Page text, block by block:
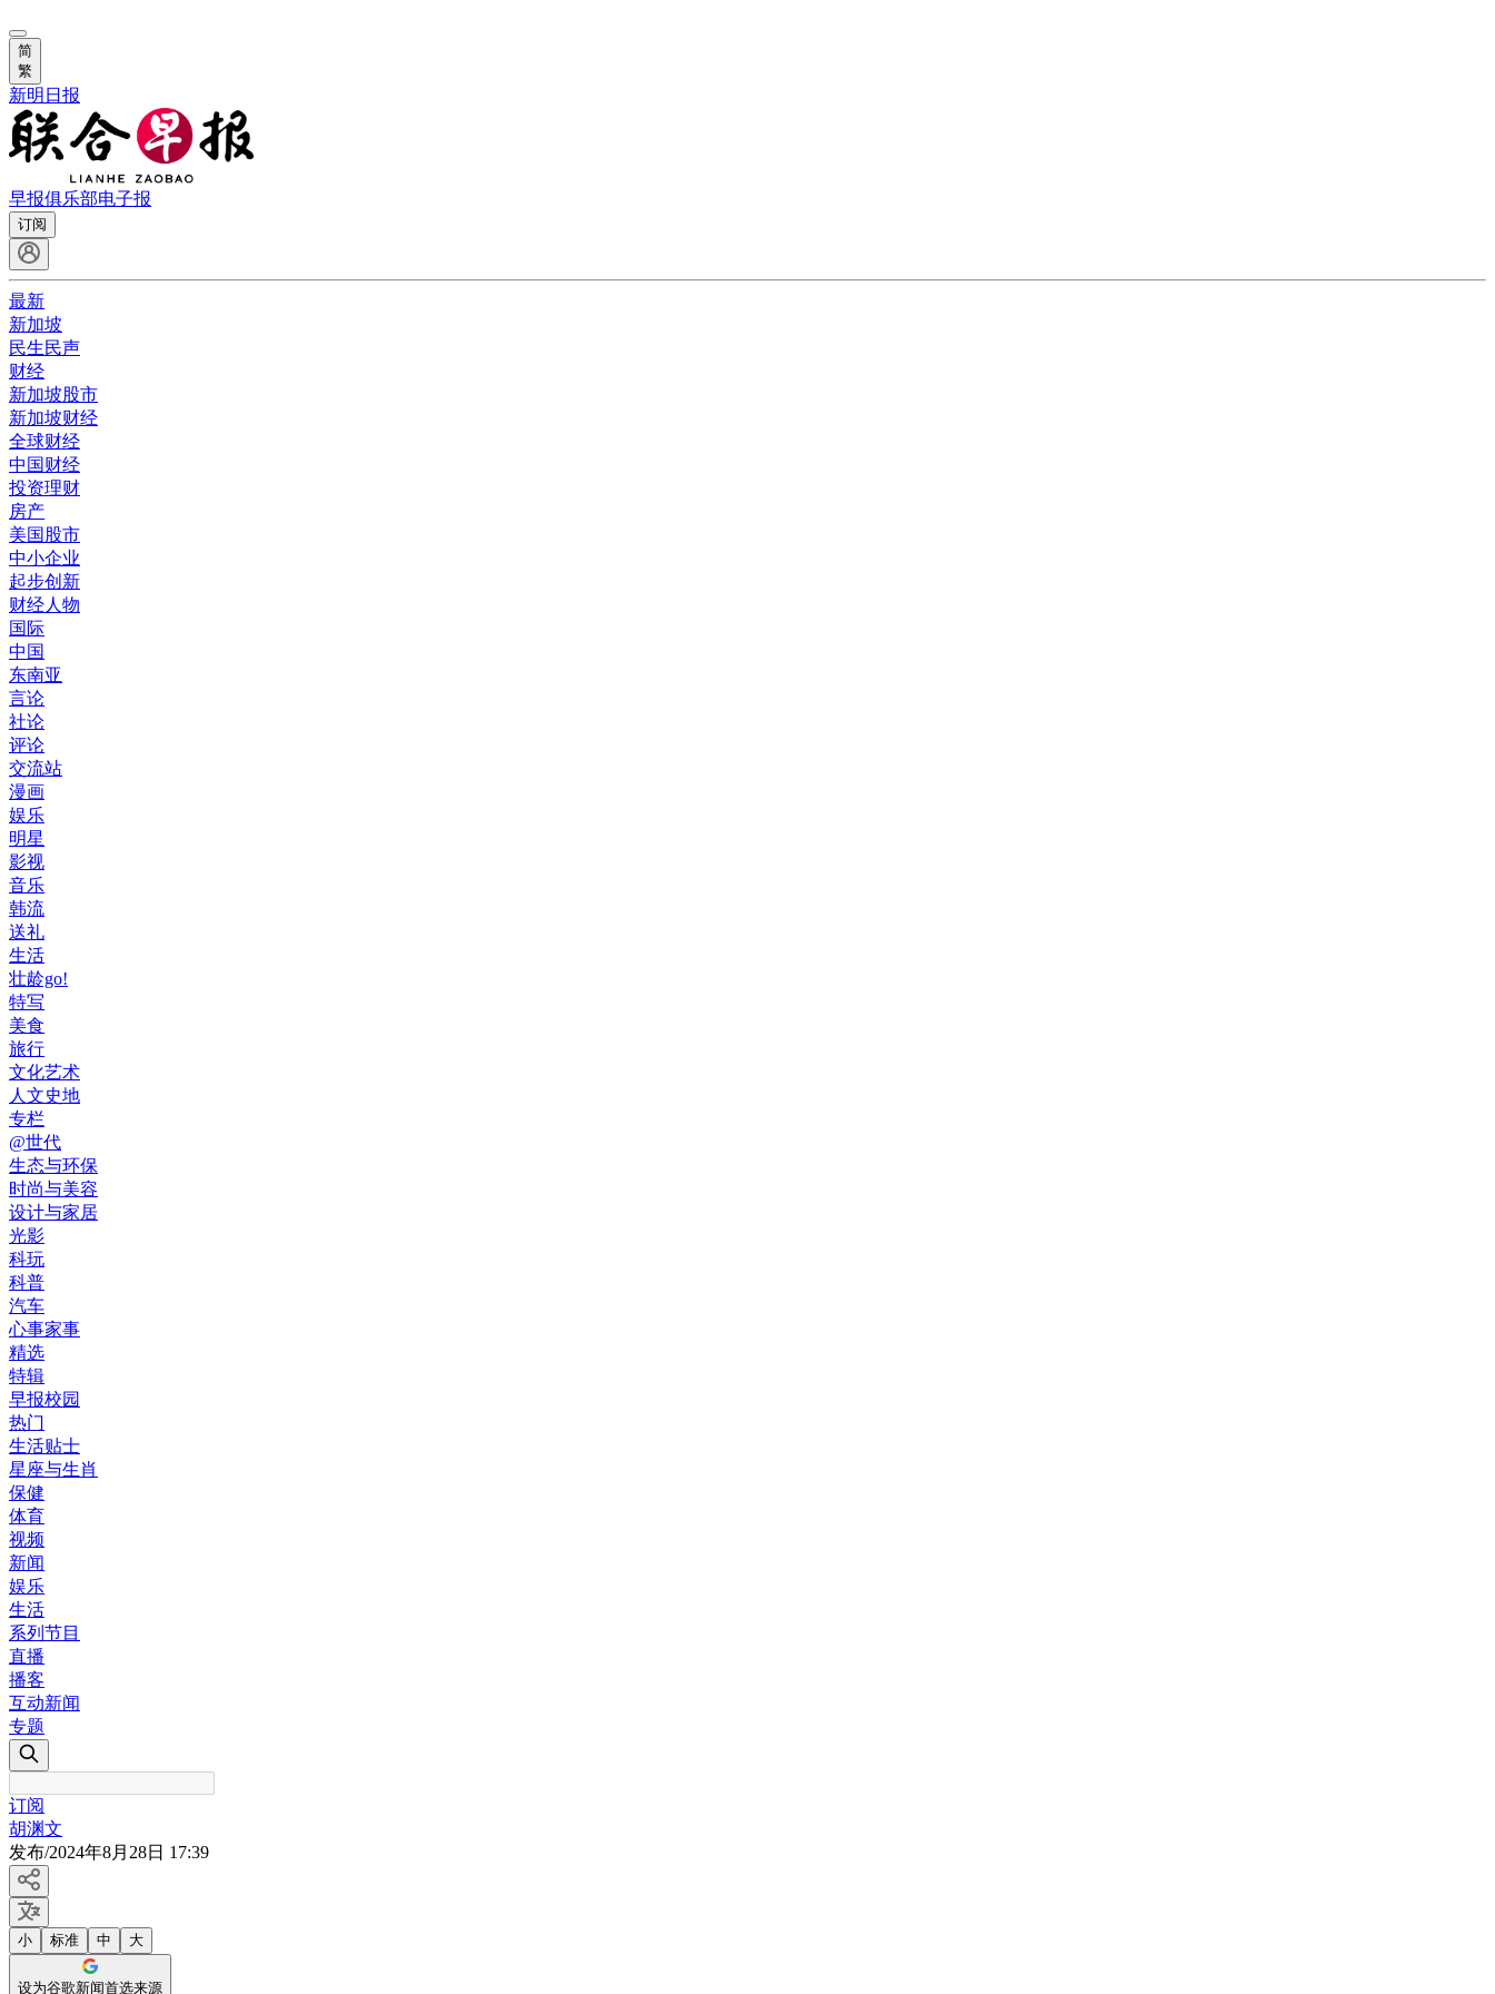
简
繁
新明日报
早报俱乐部电子报
订阅
最新
新加坡
民生民声
财经
新加坡股市
新加坡财经
全球财经
中国财经
投资理财
房产
美国股市
中小企业
起步创新
财经人物
国际
中国
东南亚
言论
社论
评论
交流站
漫画
娱乐
明星
影视
音乐
韩流
送礼
生活
壮龄go!
特写
美食
旅行
文化艺术
人文史地
专栏
@世代
生态与环保
时尚与美容
设计与家居
光影
科玩
科普
汽车
心事家事
精选
特辑
早报校园
热门
生活贴士
星座与生肖
保健
体育
视频
新闻
娱乐
生活
系列节目
直播
播客
互动新闻
专题
订阅
胡渊文
发布/2024年8月28日 17:39
小 标准 中 大
设为谷歌新闻首选来源